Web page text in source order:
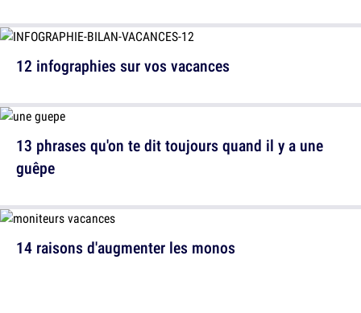
13 phrases qu'on te dit toujours quand il y a une
guêpe
12 infographies sur vos vacances
14 raisons d'augmenter les monos